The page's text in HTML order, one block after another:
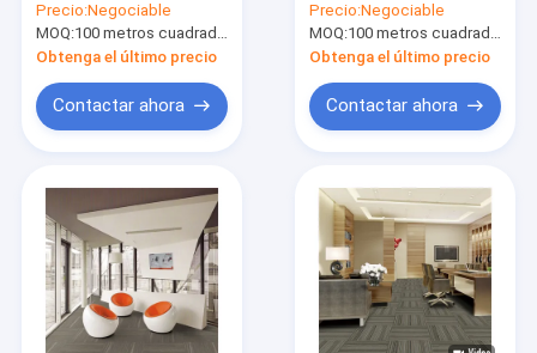
alfombra con el PVC
que apoyaba la
alfombra comercial
Precio:Negociable
MOQ:100 metros cuadrados por color
Obtenga el último precio
Contactar ahora
Axminster de la pila
de lazo del forro del
PVC de la alfombra
de los 50cm
Precio:Negociable
MOQ:100 metros cuadrados por color
Obtenga el último precio
Contactar ahora